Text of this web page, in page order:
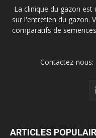
La clinique du gazon
sur l'entretien du gazon.
comparatifs de
Contactez-nous:
ARTICLES